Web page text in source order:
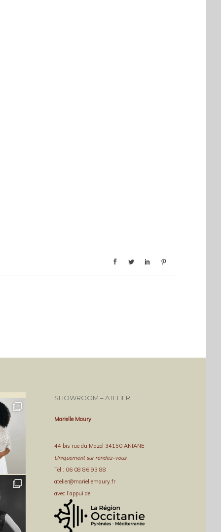
SHOWROOM – ATELIER
Marielle Maury
44 bis rue du Mazel 34150 ANIANE
Uniquement sur rendez-vous
Tel : 06 08 86 93 88
atelier@mariellemaury.fr
avec l’appui de